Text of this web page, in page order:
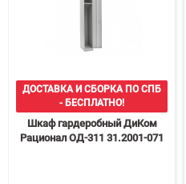
ДОСТАВКА И СБОРКА ПО СПБ
- БЕСПЛАТНО!
Шкаф гардеробный ДиКом
Рационал ОД-311 31.2001-071